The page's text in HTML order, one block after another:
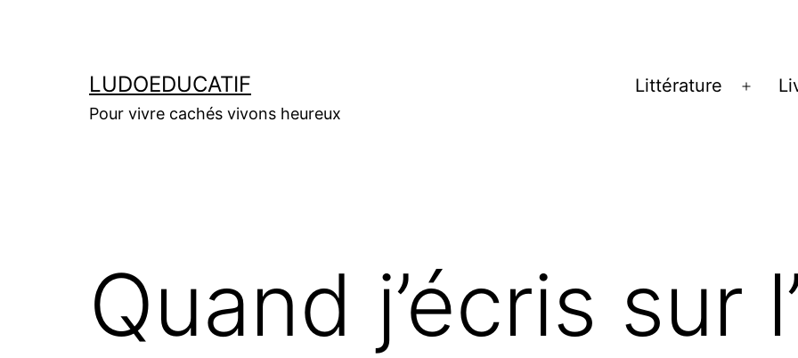
LUDOEDUCATIF
Pour vivre cachés vivons heureux
Littérature
Ouvrir
Quand j’écris sur